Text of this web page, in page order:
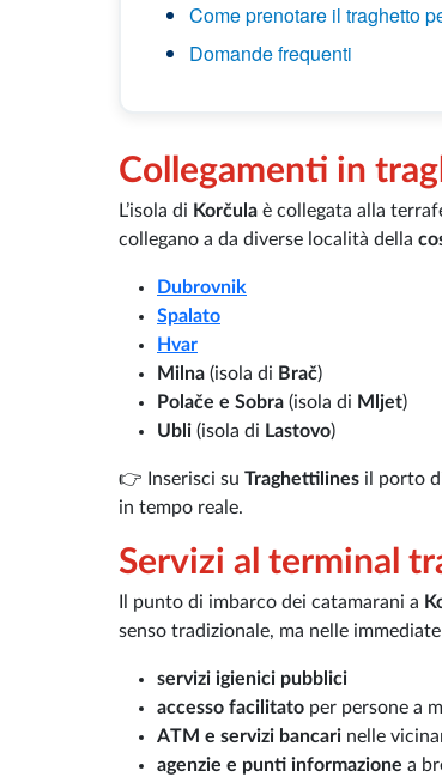
Come prenotare il traghetto
Domande frequenti
Collegamenti in
L’isola di Korčula è collegata alla
collegano a da diverse località della
Dubrovnik
Spalato
Hvar
Milna (isola di Brač)
Polače e Sobra (isola di Mljet)
Ubli (isola di Lastovo)
👉 Inserisci su Traghettilines il porto
in tempo reale.
Servizi al terminal
Il punto di imbarco dei catamarani a
senso tradizionale, ma nelle
servizi igienici pubblici
accesso facilitato per persone a
ATM e servizi bancari nelle
agenzie e punti informazione a